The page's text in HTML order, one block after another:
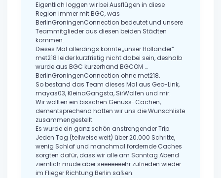
Eigentlich loggen wir bei Ausflügen in diese
Region immer mit BGC, was
BerlinGroningenConnection bedeutet und unsere
Teammitglieder aus diesen beiden Städten
kommen.
Dieses Mal allerdings konnte „unser Holländer“
met218 leider kurzfristig nicht dabei sein, deshalb
wurde aus BGC kurzerhand BGCOM …
BerlinGroningenConnection ohne met218.
So bestand das Team dieses Mal aus Geo-Link,
mayas03, KleinaGangsta, SirWolfen und mir.
Wir wollten ein bisschen Genuss-Cachen,
dementsprechend hatten wir uns die Wunschliste
zusammengestellt.
Es wurde ein ganz schön anstrengender Trip.
Jeden Tag (teilweise weit) über 20.000 Schritte,
wenig Schlaf und manchmal fordernde Caches
sorgten dafür, dass wir alle am Sonntag Abend
ziemlich müde aber seeeeeeehr zufrieden wieder
im Flieger Richtung Berlin saßen.